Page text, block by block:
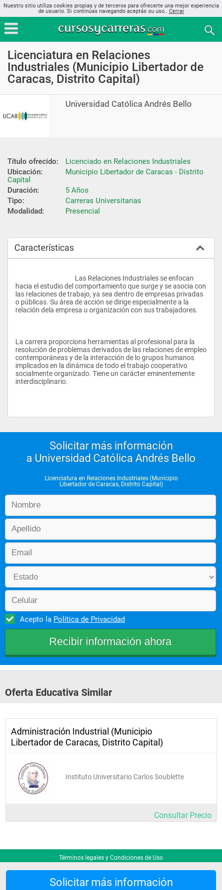
Nuestro sitio utiliza cookies propias y de terceros para ofrecerte una mejor experiencia
de usuario. Si continúas navegando aceptás su uso.. Cerrar
Licenciatura en Relaciones
Industriales (Municipio Libertador de
Caracas, Distrito Capital)
Universidad Católica Andrés Bello
Título ofrecido:
Licenciado en Relaciones Industriales
Ubicación:
Municipio Libertador de Caracas - Distrito
Capital
Duración:
5 Años
Tipo:
Carreras Universitarias
Modalidad:
Presencial
Solicitar más información
Características
hacia el estudio del comportamiento que surge y se asocia con
las relaciones de trabajo, ya sea dentro de empresas privadas
o públicas. Su área de acción se dirige especialmente a la
relación dela empresa u organización con sus trabajadores.
La carrera proporciona herramientas al profesional para la
resolución de problemas derivados de las relaciones de empleo
contemporáneas y de la interacción de lo grupos humanos
implicados en la dinámica de todo el trabajo cooperativo
socialmente organizado. Tiene un carácter eminentemente
interdisciplinario.
Solicitar más información
a Universidad Católica Andrés Bello
Licenciatura en Relaciones Industriales (Municipio
Libertador de Caracas, Distrito Capital)
Acepto la Política de Privacidad
Oferta Educativa Similar
Administración Industrial (Municipio
Libertador de Caracas, Distrito Capital)
Instituto Universitario Carlos Soublette
Consultar Precio
Términos legales y Condiciones de Uso